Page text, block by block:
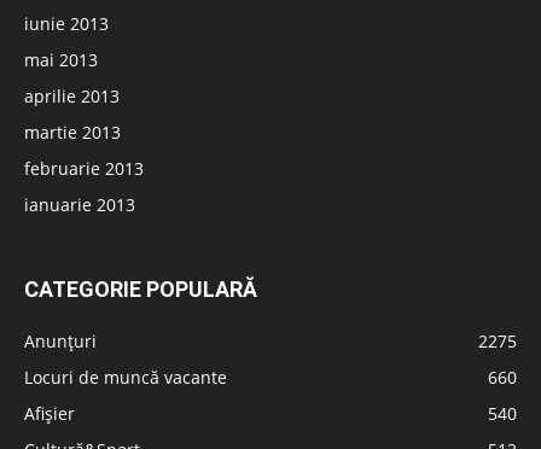
iunie 2013
mai 2013
aprilie 2013
martie 2013
februarie 2013
ianuarie 2013
CATEGORIE POPULARĂ
Anunțuri
2275
Locuri de muncă vacante
660
Afișier
540